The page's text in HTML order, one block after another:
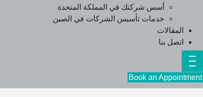
أسس شركتك في المملكة المتحدة
خدمات تأسيس الشركات في الصين
المقالات
اتصل بنا
Book an Appointment